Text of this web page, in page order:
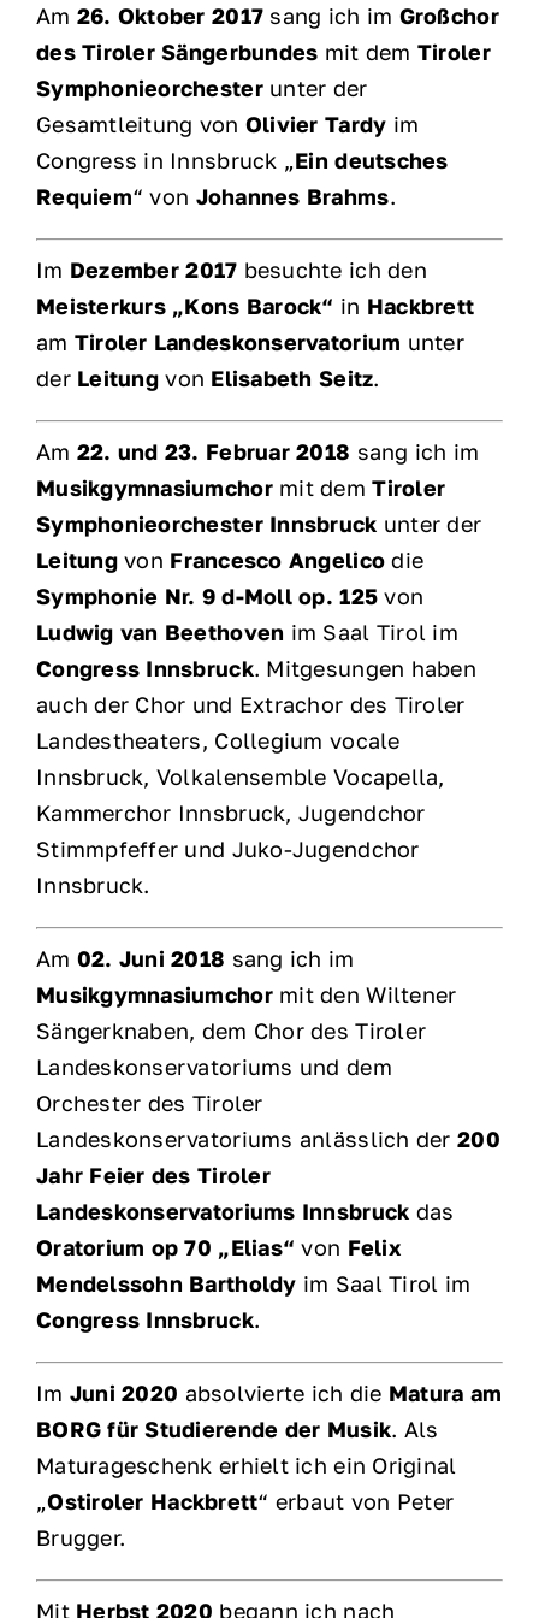
Am 26. Oktober 2017 sang ich im Großchor
des Tiroler Sängerbundes mit dem Tiroler
Symphonieorchesterunter der
Gesamtleitung von Olivier Tardy im
Congress in Innsbruck „Ein deutsches
Requiem“ von Johannes Brahms.
Im Dezember 2017 besuchte ich den
Meisterkurs „Kons Barock“ in Hackbrett
am Tiroler Landeskonservatorium unter
der Leitungvon Elisabeth Seitz.
Am 22. und 23. Februar 2018 sang ich im
Musikgymnasiumchormit demTiroler
Symphonieorchester Innsbruck unter der
Leitungvon Francesco Angelico die
Symphonie Nr. 9 d-Moll op. 125 von
Ludwig van Beethoven im Saal Tirol im
Congress Innsbruck. Mitgesungen haben
auch der Chor und Extrachor des Tiroler
Landestheaters, Collegium vocale
Innsbruck, Volkalensemble Vocapella,
Kammerchor Innsbruck, Jugendchor
Stimmpfeffer und Juko-Jugendchor
Innsbruck.
Am 02. Juni 2018 sang ich im
Musikgymnasiumchormit den Wiltener
Sängerknaben, dem Chor des Tiroler
Landeskonservatoriums und dem
Orchester des Tiroler
Landeskonservatoriums anlässlich der 200
Jahr Feier des Tiroler
Landeskonservatoriums Innsbruck das
Oratorium op 70 „Elias“ von Felix
Mendelssohn Bartholdy im Saal Tirol im
Congress Innsbruck.
Im Juni 2020 absolvierte ich die Matura am
BORG für Studierende der Musik. Als
Maturageschenk erhielt ich ein Original
„Ostiroler Hackbrett“ erbaut von Peter
Brugger.
MitHerbst 2020 begann ich nach